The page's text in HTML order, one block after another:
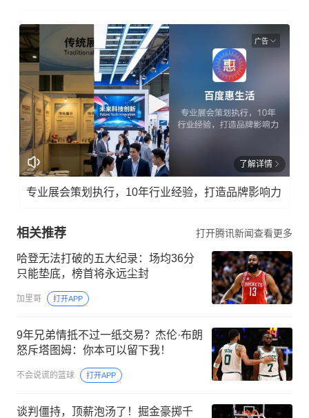
广告
了解详情
专业展会策划执行，10年行业经验，打造品牌影响力
相关推荐 打开腾讯新闻查看更多
哈登无法打破的五大纪录：场均36分
只能垫底，榜首将永远尘封
加里哥 打开APP
9年兄弟情抵不过一纸交易？杰伦·布朗
怒斥塔图姆：你本可以留下我！
不会说谎的篮球 打开APP
谈判僵持，顶薪泡汤了！掘金豪掷千